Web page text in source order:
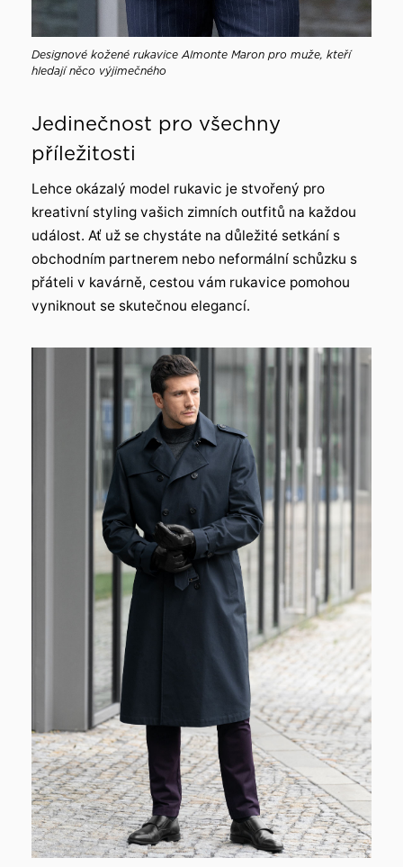
Designové kožené rukavice Almonte Maron pro muže, kteří
hledají něco výjimečného
Jedinečnost pro všechny
příležitosti
Lehce okázalý model rukavic je stvořený pro
kreativní styling vašich zimních outfitů na každou
událost. Ať už se chystáte na důležité setkání s
obchodním partnerem nebo neformální schůzku s
přáteli v kavárně, cestou vám rukavice pomohou
vyniknout se skutečnou elegancí.